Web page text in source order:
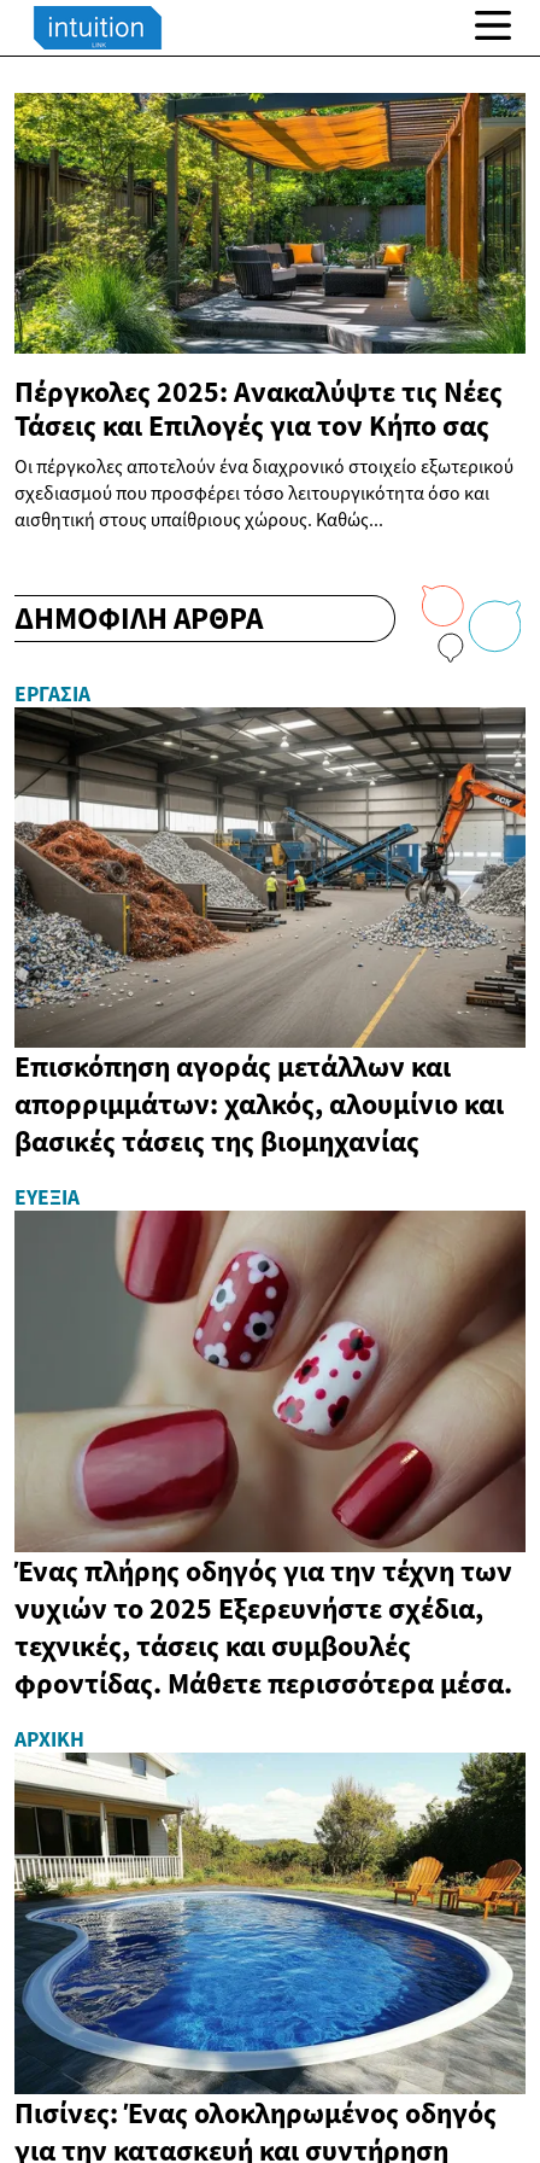
Πέργκολες 2025: Ανακαλύψτε τις Νέες
Τάσεις και Επιλογές για τον Κήπο σας
Οι πέργκολες αποτελούν ένα διαχρονικό στοιχείο εξωτερικού
σχεδιασμού που προσφέρει τόσο λειτουργικότητα όσο και
αισθητική στους υπαίθριους χώρους. Καθώς...
ΔΗΜΟΦΙΛΗ ΑΡΘΡΑ
ΕΡΓΑΣΊΑ
Επισκόπηση αγοράς μετάλλων και
απορριμμάτων: χαλκός, αλουμίνιο και
βασικές τάσεις της βιομηχανίας
ΕΥΕΞΊΑ
Ένας πλήρης οδηγός για την τέχνη των
νυχιών το 2025 Εξερευνήστε σχέδια,
τεχνικές, τάσεις και συμβουλές
φροντίδας. Μάθετε περισσότερα μέσα.
ΑΡΧΙΚΉ
Πισίνες: Ένας ολοκληρωμένος οδηγός
για την κατασκευή και συντήρηση